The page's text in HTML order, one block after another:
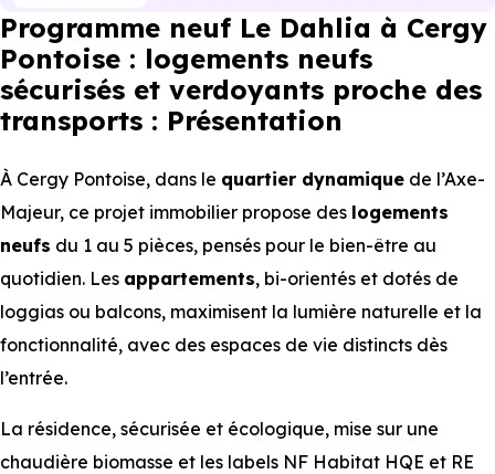
Programme neuf Le Dahlia à Cergy
Pontoise : logements neufs
sécurisés et verdoyants proche des
transports : Présentation
À Cergy Pontoise, dans le quartier dynamique de l’Axe-
Majeur, ce projet immobilier propose des logements
neufs du 1 au 5 pièces, pensés pour le bien-être au
quotidien. Les appartements, bi-orientés et dotés de
loggias ou balcons, maximisent la lumière naturelle et la
fonctionnalité, avec des espaces de vie distincts dès
l’entrée.
La résidence, sécurisée et écologique, mise sur une
chaudière biomasse et les labels NF Habitat HQE et RE